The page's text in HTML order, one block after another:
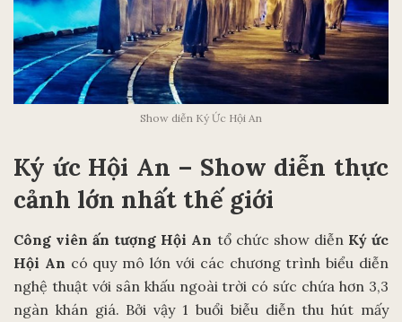
Show diễn Ký Ức Hội An
Ký ức Hội An – Show diễn thực
cảnh lớn nhất thế giới
Công viên ấn tượng Hội An tổ chức show diễn Ký ức
Hội An có quy mô lớn với các chương trình biểu diễn
nghệ thuật với sân khấu ngoài trời có sức chứa hơn 3,3
ngàn khán giá. Bởi vậy 1 buổi biễu diễn thu hút mấy